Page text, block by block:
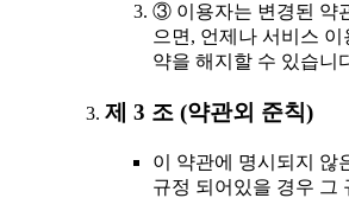
③ 이용자는 변경된 약
으면, 언제나 서비스 이
약을 해지할 수 있습니
제 3 조 (약관외 준칙)
이 약관에 명시되지 않
규정 되어있을 경우 그